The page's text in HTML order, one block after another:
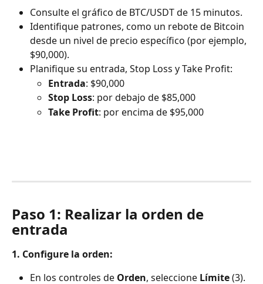
Consulte el gráfico de BTC/USDT de 15 minutos.
Identifique patrones, como un rebote de Bitcoin
desde un nivel de precio específico (por ejemplo,
$90,000).
Planifique su entrada, Stop Loss y Take Profit:
Entrada: $90,000
Stop Loss: por debajo de $85,000
Take Profit: por encima de $95,000
Paso 1: Realizar la orden de
entrada
1. Configure la orden:
En los controles de Orden, seleccione Límite (3).